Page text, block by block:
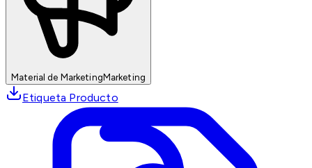
Material de MarketingMarketing
Etiqueta Producto